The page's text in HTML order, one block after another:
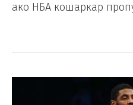
ако НБА кошаркар